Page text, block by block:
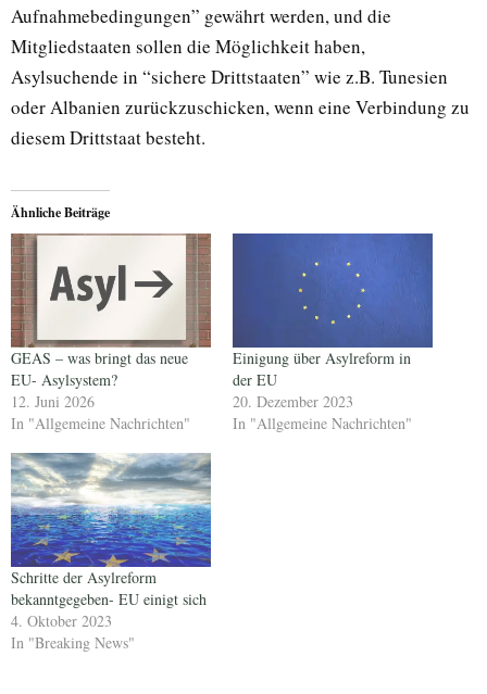
Aufnahmebedingungen” gewährt werden, und die
Mitgliedstaaten sollen die Möglichkeit haben,
Asylsuchende in “sichere Drittstaaten” wie z.B. Tunesien
oder Albanien zurückzuschicken, wenn eine Verbindung zu
diesem Drittstaat besteht.
Ähnliche Beiträge
GEAS – was bringt das neue
EU- Asylsystem?
12. Juni 2026
In "Allgemeine Nachrichten"
Einigung über Asylreform in
der EU
20. Dezember 2023
In "Allgemeine Nachrichten"
Schritte der Asylreform
bekanntgegeben- EU einigt sich
4. Oktober 2023
In "Breaking News"